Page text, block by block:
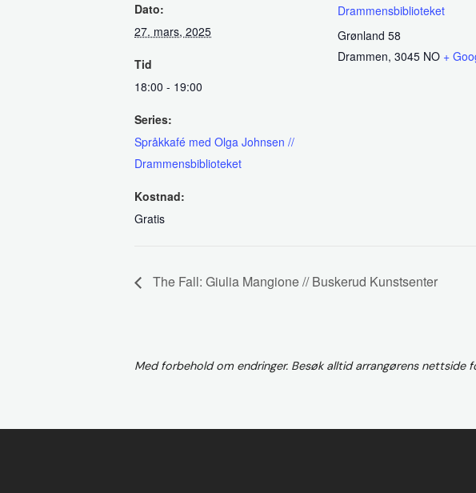
Dato:
27. mars, 2025
Tid
18:00 - 19:00
Series:
Språkkafé med Olga Johnsen //
Drammensbiblioteket
Kostnad:
Gratis
Drammensbiblioteket
Grønland 58
Drammen, 3045 NO +
The Fall: Giulia Mangione // Buskerud Kunstsenter
Med forbehold om endringer. Besøk alltid arrangørens